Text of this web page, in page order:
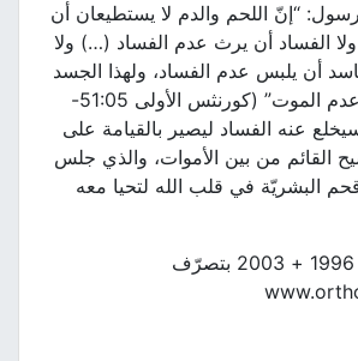
“إنّ اللحم والدم لا يستطيعان أن
الفساد أن يرث عدم الفساد (…) ولا
أن يلبس عدم الفساد، ولهذا الجسد
المائت أن يلبس عدم الموت” (كورنثس الأولى 51:05-
عنه الفساد ليصير بالقيامة على
من بين الأموات، والذي جلس
البشريّة في قلب الله لتحيا معه